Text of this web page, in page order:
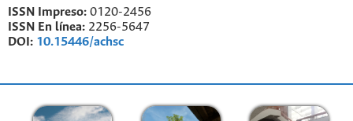
ISSN Impreso: 0120-2456
ISSN En línea: 2256-5647
DOI: 10.15446/achsc